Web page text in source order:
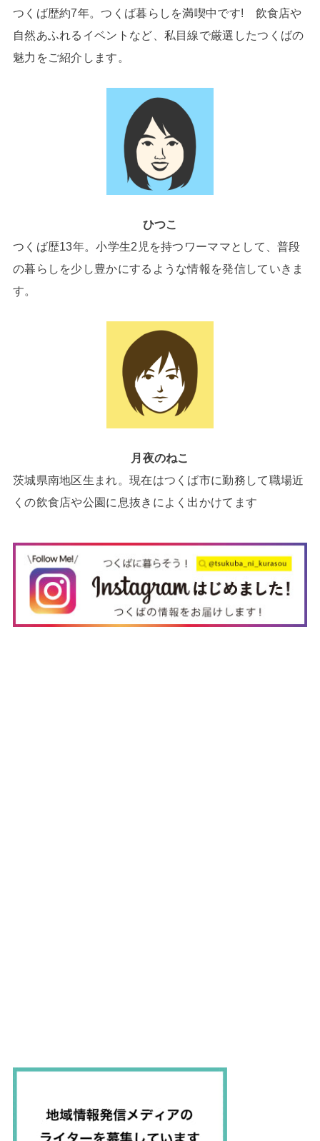
つくば歴約7年。つくば暮らしを満喫中です! 飲食店や
自然あふれるイベントなど、私目線で厳選したつくばの
魅力をご紹介します。
ひつこ
つくば歴13年。小学生2児を持つワーママとして、普段
の暮らしを少し豊かにするような情報を発信していきま
す。
月夜のねこ
茨城県南地区生まれ。現在はつくば市に勤務して職場近
くの飲食店や公園に息抜きによく出かけてます